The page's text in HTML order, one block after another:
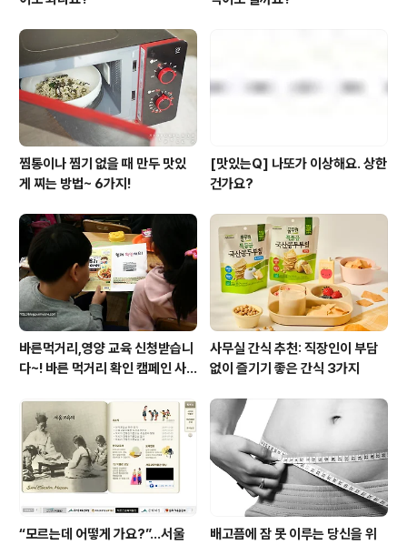
찜통이나 찜기 없을 때 만두 맛있
게 찌는 방법~ 6가지!
[맛있는Q] 나또가 이상해요. 상한
건가요?
바른먹거리,영양 교육 신청받습니
다~! 바른 먹거리 확인 캠페인 사
사무실 간식 추천: 직장인이 부담
없이 즐기기 좋은 간식 3가지
“모르는데 어떻게 가요?”...서울 배고픔에 잠 못 이루는 당신을 위